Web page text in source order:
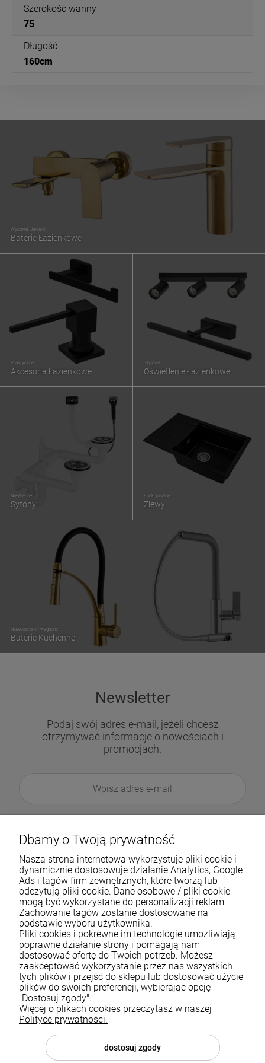
Szerokość wanny
75
Długość
160cm
Wysokiej Jakości
Baterie Łazienkowe
Praktyczne
Akcesoria Łazienkowe
Stylowe
Oświetlenie Łazienkowe
Nowoczesne i wygodne
Baterie Kuchenne
Niezbędne
Syfony
Funkcjonalne
Zlewy
Newsletter
Podaj swój adres e-mail, jeżeli chcesz
otrzymywać informacje o nowościach i
promocjach.
Pomoc
Moje konto
Płatności i dostawa
Informacje
Dbamy o Twoją prywatność
Nasza strona internetowa wykorzystuje pliki cookie i
dynamicznie dostosowuje działanie Analytics, Google
Ads i tagów firm zewnętrznych, które tworzą lub
odczytują pliki cookie. Dane osobowe / pliki cookie
mogą być wykorzystane do personalizacji reklam.
Zachowanie tagów zostanie dostosowane na
podstawie wyboru użytkownika.
Pliki cookies i pokrewne im technologie umożliwiają
poprawne działanie strony i pomagają nam
dostosować ofertę do Twoich potrzeb. Możesz
zaakceptować wykorzystanie przez nas wszystkich
tych plików i przejść do sklepu lub dostosować użycie
plików do swoich preferencji, wybierając opcję
"Dostosuj zgody".
Więcej o plikach cookies przeczytasz w naszej
Polityce prywatności.
dostosuj zgody